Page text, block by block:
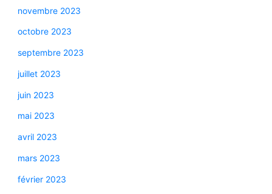
novembre 2023
octobre 2023
septembre 2023
juillet 2023
juin 2023
mai 2023
avril 2023
mars 2023
février 2023